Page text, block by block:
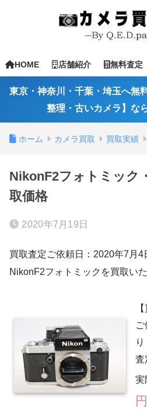
HOME 店舗紹介 無料査定
東京・神奈川・千葉・埼玉へ無
整理・古いカメラ】な
ホーム カメラ買取 買取実績
NikonF2フォトミック
取価格
2020年7月19日
買取査定ご依頼日：2020年7月4
NikonF2フォトミックを買取いた
り
査
実
円